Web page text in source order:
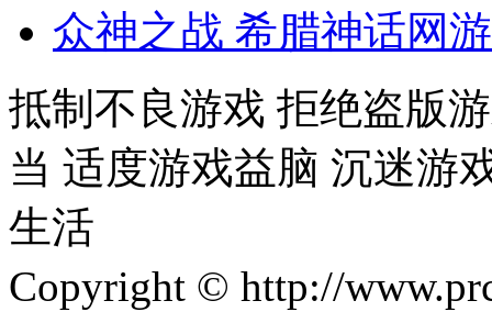
众神之战 希腊神话网
抵制不良游戏 拒绝盗版
当 适度游戏益脑 沉迷游
生活
Copyright © http://